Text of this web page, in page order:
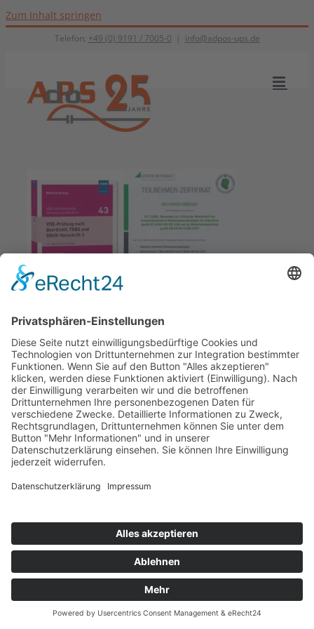
Zum Inhalt springen
Telefon: +49 (0) 9191 / 7005-0 | info@adpos-ups.de
©2026 AdPoS Advanced Power Systems GmbH & Co. KG |
Impressum|Datenschutzerklärung|Disclaimer|Kontakt